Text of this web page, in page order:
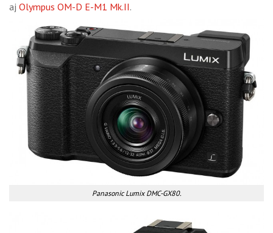
aj Olympus OM-D E-M1 Mk.II.
Panasonic Lumix DMC-GX80.